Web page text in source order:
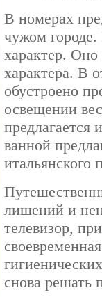
В номерах
чужом
характер. Оно
характера. В
обустроено
освещении
предлагается
ванной
итальянского
лишений и
телевизор,
снова решать